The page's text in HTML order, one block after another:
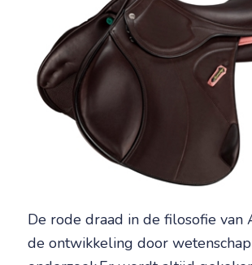
De rode draad in de filosofie van
de ontwikkeling door